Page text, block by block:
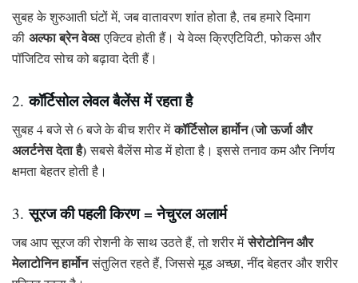
सुबह के शुरुआती घंटों में, जब वातावरण शांत होता है, तब हमारे दिमाग
की अल्फा ब्रेन वेव्सएक्टिव होती हैं। ये वेव्स क्रिएटिविटी, फोकस और
पॉजिटिव सोच को बढ़ावा देती हैं।
2.कॉर्टिसोल लेवल बैलेंस में रहता है
सुबह 4 बजे से 6 बजे के बीच शरीर मेंकॉर्टिसोल हार्मोन (जो ऊर्जा और
अलर्टनेस देता है)सबसे बैलेंस मोड में होता है। इससे तनाव कम और निर्णय
क्षमता बेहतर होती है।
3.सूरज की पहली किरण = नेचुरल अलार्म
जब आप सूरज की रोशनी के साथ उठते हैं, तो शरीर मेंसेरोटोनिन और
मेलाटोनिन हार्मोनसंतुलित रहते हैं, जिससे मूड अच्छा, नींद बेहतर और शरीर